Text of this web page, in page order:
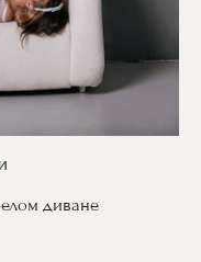
диване